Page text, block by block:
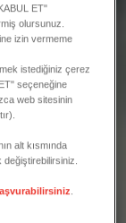
ET"
olursunuz.
izin vermeme
istediğiniz çerez
seçeneğine
web sitesinin
alt kısmında